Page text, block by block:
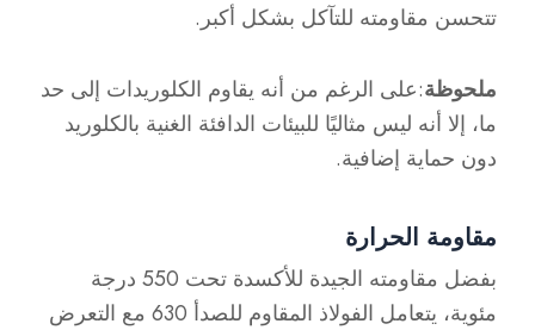
تتحسن مقاومته للتآكل بشكل أكبر.
ملحوظة:على الرغم من أنه يقاوم الكلوريدات إلى حد
ما، إلا أنه ليس مثاليًا للبيئات الدافئة الغنية بالكلوريد
دون حماية إضافية.
مقاومة الحرارة
بفضل مقاومته الجيدة للأكسدة تحت 550 درجة
مئوية، يتعامل الفولاذ المقاوم للصدأ 630 مع التعرض